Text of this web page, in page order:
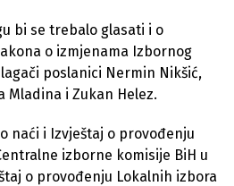
bi se trebalo glasati i o
o izmjenama Izbornog
poslanici Nermin Nikšić,
Mladina i Zukan Helez.
naći i Izvještaj o provođenju
izborne komisije BiH u
o provođenju Lokalnih izbora